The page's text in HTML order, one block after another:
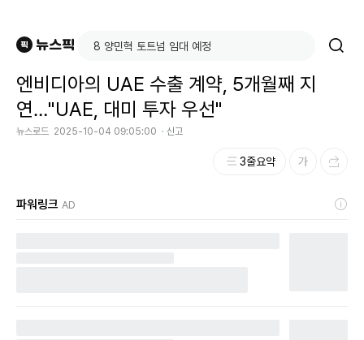
엔비디아의 UAE 수출 계약, 5개월째 지
연…"UAE, 대미 투자 우선"
뉴스로드 2025-10-04 09:05:00 신고
3줄요약
파워링크 AD